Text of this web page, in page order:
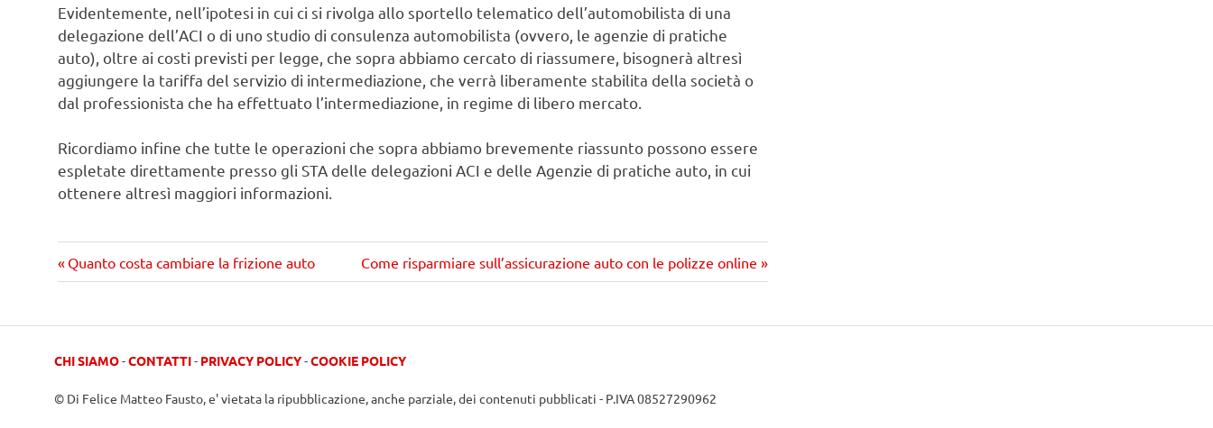
Evidentemente, nell’ipotesi in cui ci si rivolga allo sportello telematico dell’automobilista di una
delegazione dell’ACI o di uno studio di consulenza automobilista (ovvero, le agenzie di pratiche
auto), oltre ai costi previsti per legge, che sopra abbiamo cercato di riassumere, bisognerà altresì
aggiungere la tariffa del servizio di intermediazione, che verrà liberamente stabilita della società o
dal professionista che ha effettuato l’intermediazione, in regime di libero mercato.
Ricordiamo infine che tutte le operazioni che sopra abbiamo brevemente riassunto possono essere
espletate direttamente presso gli STA delle delegazioni ACI e delle Agenzie di pratiche auto, in cui
ottenere altresì maggiori informazioni.
Navigazione
Precedente
articolo:
Quanto costa cambiare la frizione auto
Prossimo
articolo
Come risparmiare sull’assicurazione auto con le polizze online
CHI SIAMO-CONTATTI- PRIVACY POLICY-COOKIE POLICY
© Di Felice Matteo Fausto, e' vietata la ripubblicazione, anche parziale, dei contenuti pubblicati - P.IVA 08527290962